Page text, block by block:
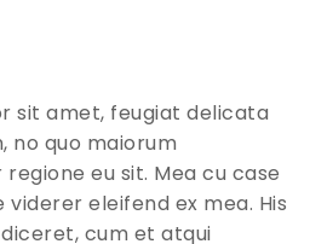
sit amet, feugiat delicata
no quo maiorum
eu sit. Mea cu case
viderer eleifend ex mea. His
cum et atqui